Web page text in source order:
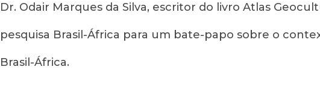
Dr. Odair Marques da Silva, escritor do livro Atlas
pesquisa Brasil-África para um bate-papo sobre o
Brasil-África.